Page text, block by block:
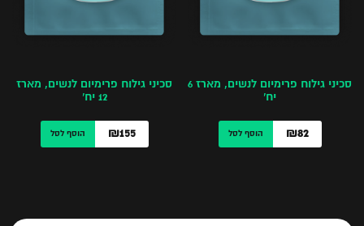
סכיני גילוח פרימיום לנשים, מארז 6
יח’
₪82 הוסף לסל
סכיני גילוח פרימיום לנשים, מארז
12 יח’
₪155 הוסף לסל